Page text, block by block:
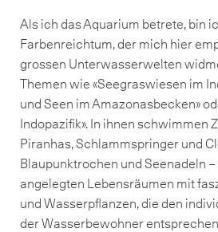
Als ich das Aquarium betrete, bin
Farbenreichtum, der mich hier
grossen Unterwasserwelten
Themen wie «Seegraswiesen im
und Seen im Amazonasbecken»
Indopazifik». In ihnen schwimmen
Piranhas, Schlammspringer und
Blaupunktrochen und Seenadeln
angelegten Lebensräumen mit
und Wasserpflanzen, die den
der Wasserbewohner